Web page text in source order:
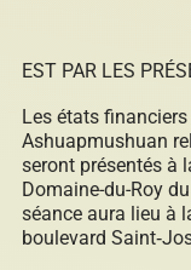
Fonds,
EST PAR LES
Les états
Ashuapmushuan
seront présentés à
Domaine-du-Roy
séance aura lieu à
boulevard